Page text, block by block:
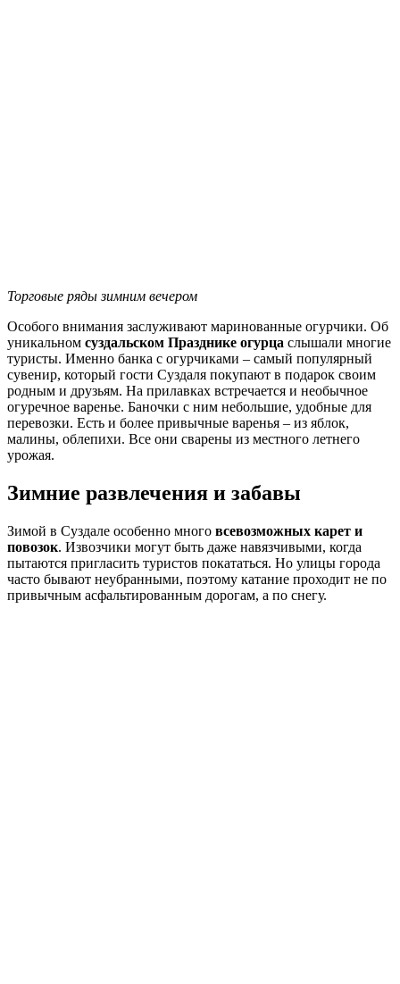
Торговые ряды зимним вечером
Особого внимания заслуживают маринованные огурчики. Об
уникальном суздальском Празднике огурца слышали многие
туристы. Именно банка с огурчиками – самый популярный
сувенир, который гости Суздаля покупают в подарок своим
родным и друзьям. На прилавках встречается и необычное
огуречное варенье. Баночки с ним небольшие, удобные для
перевозки. Есть и более привычные варенья – из яблок,
малины, облепихи. Все они сварены из местного летнего
урожая.
Зимние развлечения и забавы
Зимой в Суздале особенно много всевозможных карет и
повозок. Извозчики могут быть даже навязчивыми, когда
пытаются пригласить туристов покататься. Но улицы города
часто бывают неубранными, поэтому катание проходит не по
привычным асфальтированным дорогам, а по снегу.